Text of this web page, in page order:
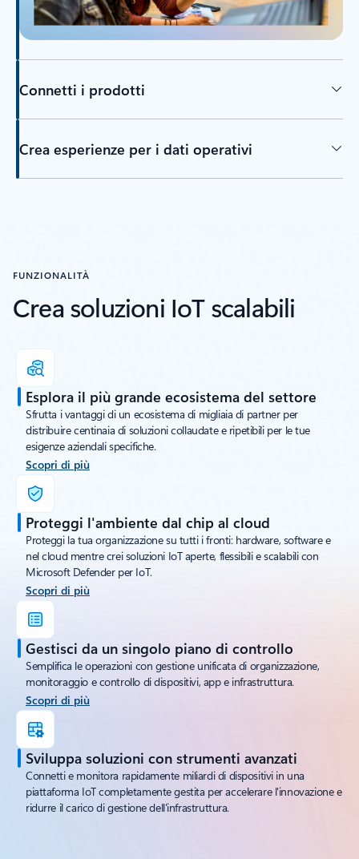
Connetti i prodotti
Crea esperienze per i dati operativi
FUNZIONALITÀ
Crea soluzioni IoT scalabili
Esplora il più grande ecosistema del settore
Sfrutta i vantaggi di un ecosistema di migliaia di partner per
distribuire centinaia di soluzioni collaudate e ripetibili per le tue
esigenze aziendali specifiche.
Scopri di più
Proteggi l'ambiente dal chip al cloud
Proteggi la tua organizzazione su tutti i fronti: hardware, software e
nel cloud mentre crei soluzioni IoT aperte, flessibili e scalabili con
Microsoft Defender per IoT.
Scopri di più
Gestisci da un singolo piano di controllo
Semplifica le operazioni con gestione unificata di organizzazione,
monitoraggio e controllo di dispositivi, app e infrastruttura.
Scopri di più
Sviluppa soluzioni con strumenti avanzati
Connetti e monitora rapidamente miliardi di dispositivi in una
piattaforma IoT completamente gestita per accelerare l'innovazione e
ridurre il carico di gestione dell'infrastruttura.